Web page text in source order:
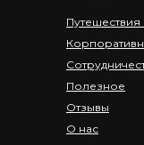
Путешествия
Полезное
Отзывы
О нас